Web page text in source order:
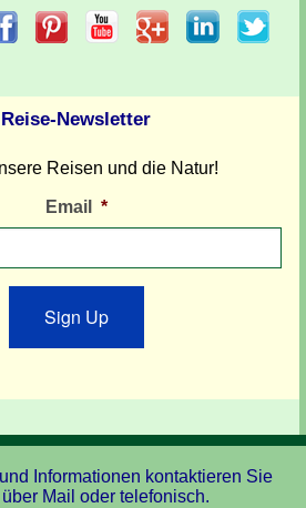
Reise-Newsletter
Reisen und die Natur!
Email *
Sign Up
Informationen kontaktieren Sie
Mail oder telefonisch.